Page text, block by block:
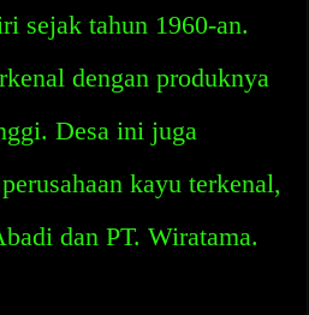
sejak tahun 1960-an.
dengan produknya
Desa ini juga
kayu terkenal,
dan PT. Wiratama.